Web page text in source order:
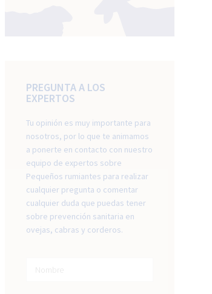
PREGUNTA A LOS
EXPERTOS
Tu opinión es muy importante para
nosotros, por lo que te animamos
a ponerte en contacto con nuestro
equipo de expertos sobre
Pequeños rumiantes para realizar
cualquier pregunta o comentar
cualquier duda que puedas tener
sobre prevención sanitaria en
ovejas, cabras y corderos.